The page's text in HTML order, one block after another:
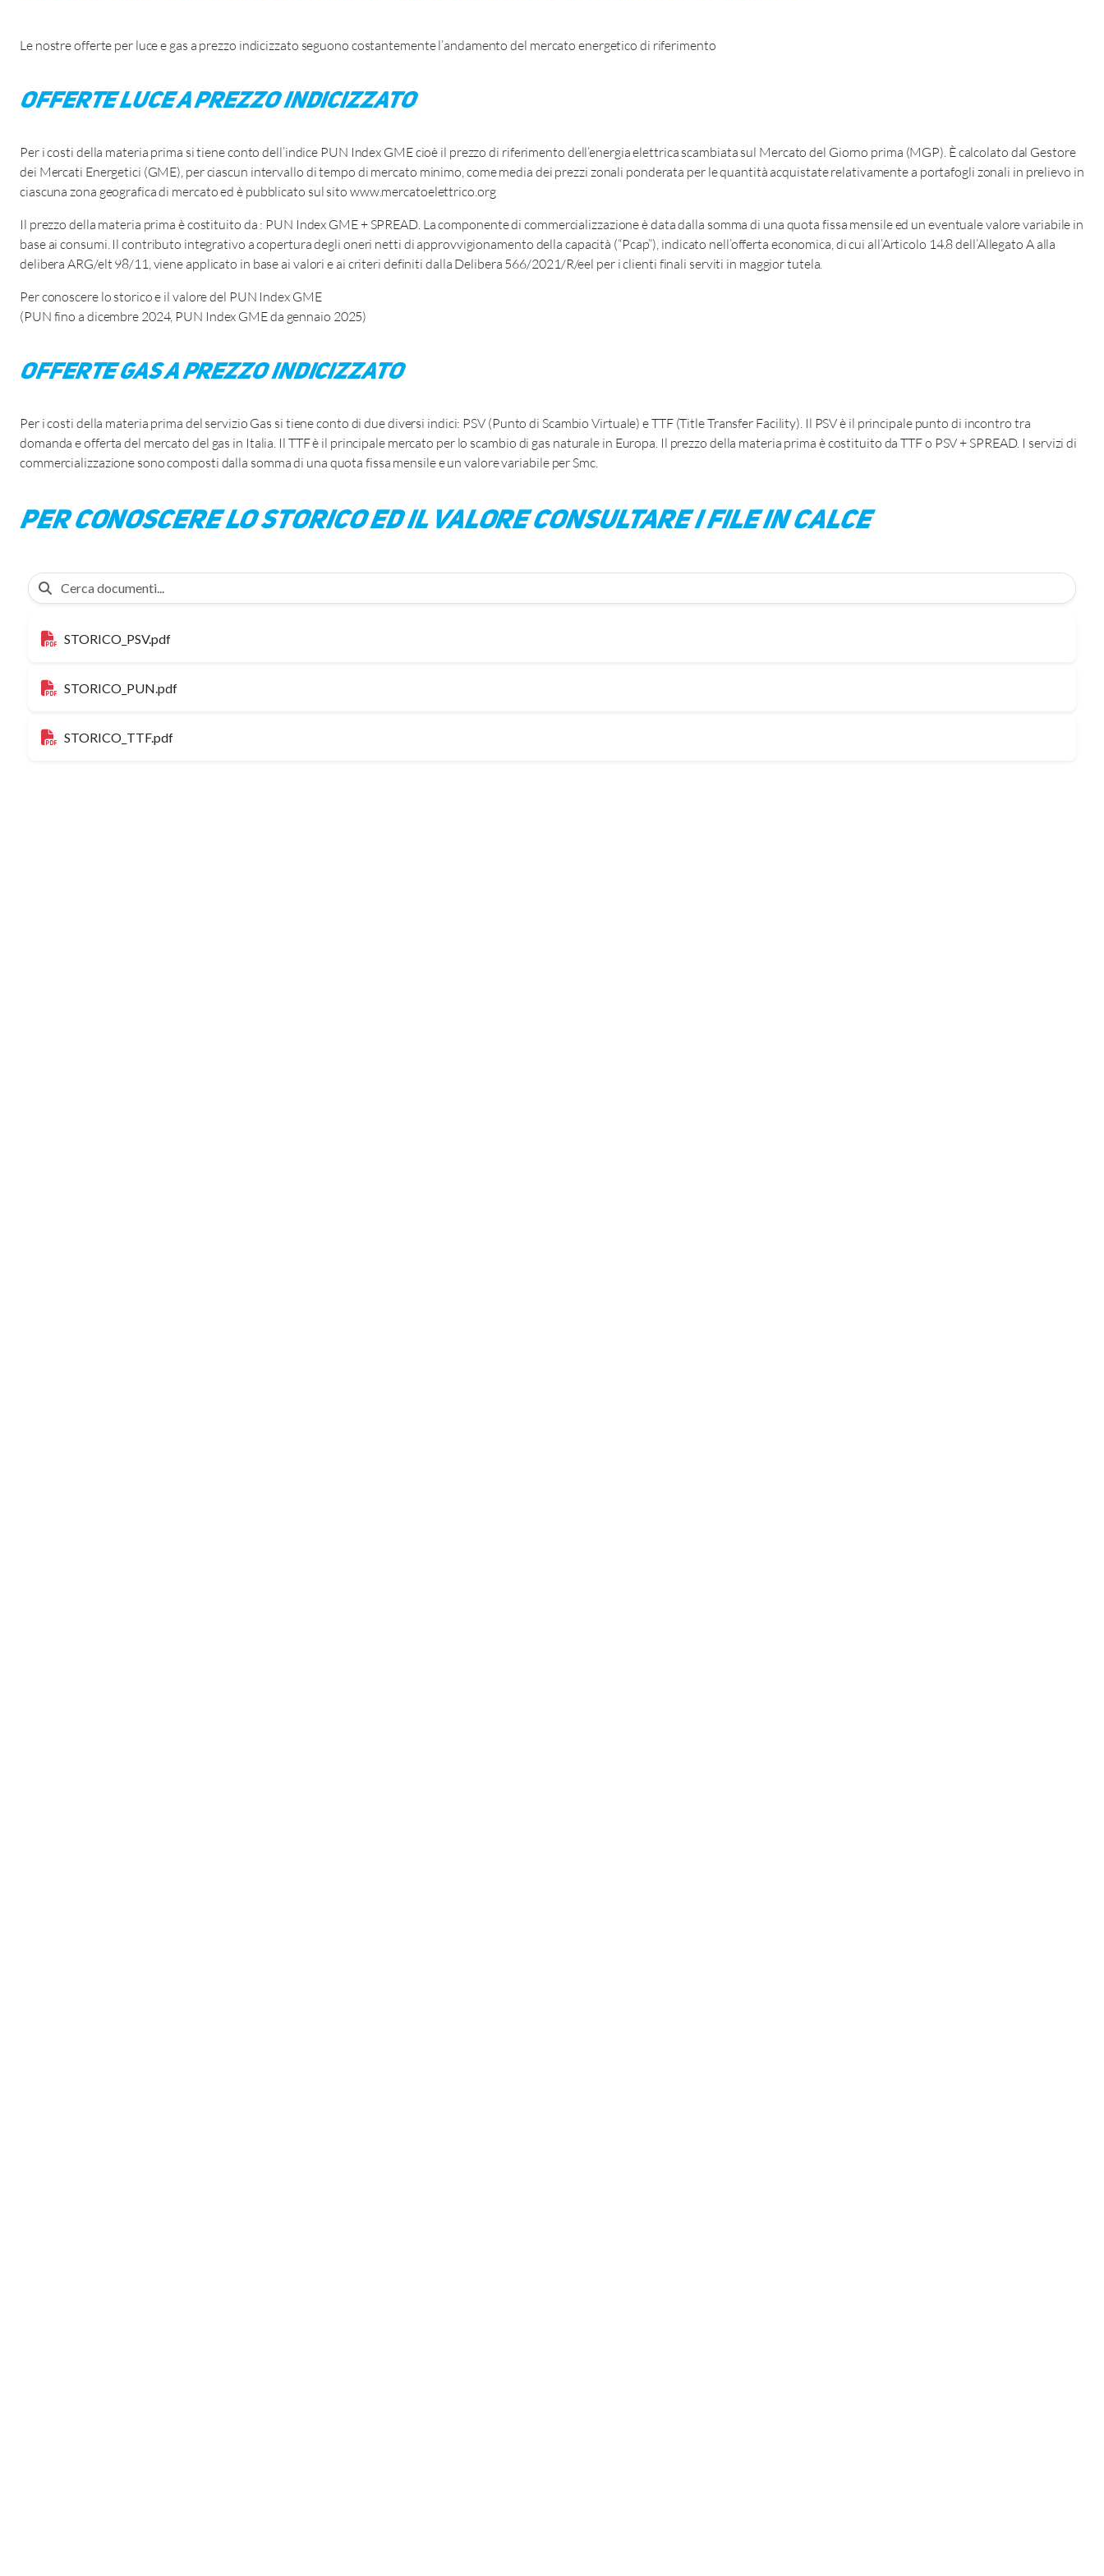
Le nostre offerte per luce e gas a prezzo indicizzato seguono costantemente l’andamento del mercato energetico di riferimento
Offerte luce a prezzo indicizzato
Per i costi della materia prima si tiene conto dell’indice PUN Index GME cioè il prezzo di riferimento dell’energia elettrica scambiata sul Mercato del Giorno prima (MGP). È calcolato dal Gestore
dei Mercati Energetici (GME), per ciascun intervallo di tempo di mercato minimo, come media dei prezzi zonali ponderata per le quantità acquistate relativamente a portafogli zonali in prelievo in
ciascuna zona geografica di mercato ed è pubblicato sul sito www.mercatoelettrico.org
Il prezzo della materia prima è costituito da : PUN Index GME + SPREAD. La componente di commercializzazione è data dalla somma di una quota fissa mensile ed un eventuale valore variabile in
base ai consumi. Il contributo integrativo a copertura degli oneri netti di approvvigionamento della capacità (“Pcap”), indicato nell’offerta economica, di cui all’Articolo 14.8 dell’Allegato A alla
delibera ARG/elt 98/11, viene applicato in base ai valori e ai criteri definiti dalla Delibera 566/2021/R/eel per i clienti finali serviti in maggior tutela.
Per conoscere lo storico e il valore del PUN Index GME
(PUN fino a dicembre 2024, PUN Index GME da gennaio 2025)
Offerte gas a prezzo indicizzato
Per i costi della materia prima del servizio Gas si tiene conto di due diversi indici: PSV (Punto di Scambio Virtuale) e TTF (Title Transfer Facility). Il PSV è il principale punto di incontro tra
domanda e offerta del mercato del gas in Italia. Il TTF è il principale mercato per lo scambio di gas naturale in Europa. Il prezzo della materia prima è costituito da TTF o PSV + SPREAD. I servizi di
commercializzazione sono composti dalla somma di una quota fissa mensile e un valore variabile per Smc.
Per conoscere lo storico ed il valore consultare i file in calce